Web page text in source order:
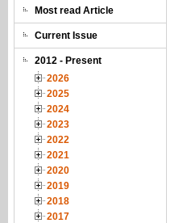
Most read Article
Current Issue
2012 - Present
2026
2025
2024
2023
2022
2021
2020
2019
2018
2017